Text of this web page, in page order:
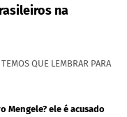
na
QUE LEMBRAR PARA
Mengele? ele é acusado